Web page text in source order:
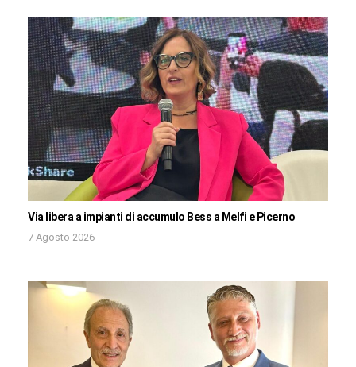
Via libera a impianti di accumulo Bess a Melfi e Picerno
7 Agosto 2026